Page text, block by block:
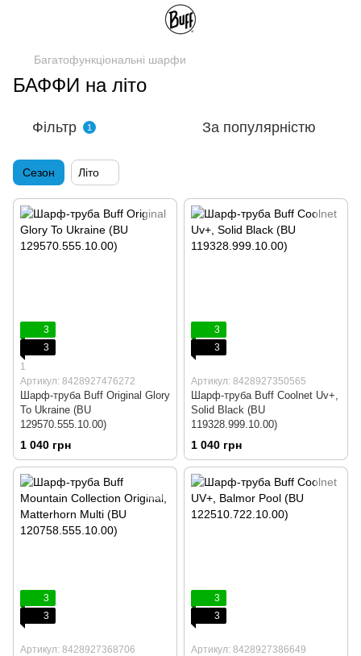
Багатофункціональні шарфи
БАФФИ на літо
Фільтр 1 За популярністю
Сезон Літо
3
3
1
Артикул: 8428927476272
Шарф-труба Buff Original Glory
To Ukraine (BU
129570.555.10.00)
1 040 грн
3
3
Артикул: 8428927350565
Шарф-труба Buff Coolnet Uv+,
Solid Black (BU
119328.999.10.00)
1 040 грн
3
3
Артикул: 8428927368706
3
3
Артикул: 8428927386649